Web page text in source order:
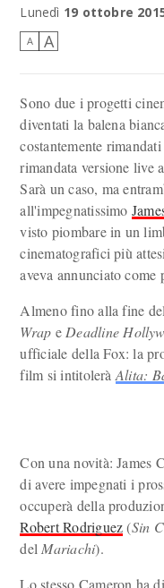
Lunedì 19 ottobre
A A
Sono due i progetti
diventati la balena
costantemente
rimandata versione live
Sarà un caso, ma
all'impegnatissimo
visto piombare in un
cinematografici più
aveva annunciato come
Almeno fino alla fine
Wrap e Deadline
ufficiale della Fox: la
film si intitolerà Alita:
Con una novità: James
di avere impegnati i
occuperà della
Robert Rodriguez(Sin
del Mariachi).
Lo stesso Cameron ha